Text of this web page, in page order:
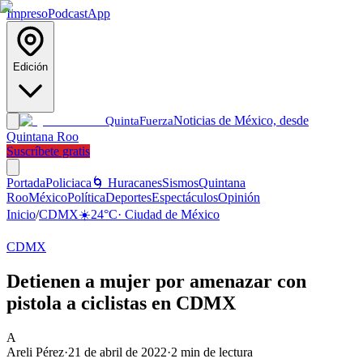
ImpresoPodcastApp
Edición
QuintaFuerzaNoticias de México, desde
Quintana Roo
Suscríbete gratis
PortadaPoliciaca 🌀 HuracanesSismosQuintana
RooMéxicoPolíticaDeportesEspectáculosOpinión
Inicio/CDMX☀️24°C· Ciudad de México
CDMX
Detienen a mujer por amenazar con
pistola a ciclistas en CDMX
A
Areli Pérez·21 de abril de 2022·2 min de lectura